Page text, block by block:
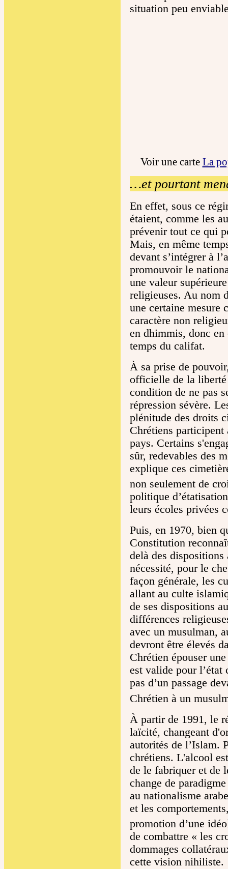
situation peu
Voir une carte La
…et pourtant
En effet, sous ce
étaient, comme les
prévenir tout ce qui
Mais, en même
devant s’intégrer à
promouvoir le
une valeur
religieuses. Au nom
une certaine mesure
caractère non
en dhimmis, donc en
temps du califat.
À sa prise de
officielle de la
condition de ne pas
répression sévère.
plénitude des droits
Chrétiens
pays. Certains
sûr, redevables des
explique ces
non seulement de
politique
leurs écoles privées
Puis, en 1970, bien
Constitution
delà des dispositions
nécessité, pour le
façon générale, les
allant au culte
de ses dispositions
différences
avec un musulman,
devront être élevés
Chrétien épouser
est valide pour
pas d’un passage
Chrétien à un
À partir de 1991, le
laïcité, changeant
autorités de l’Islam.
chrétiens. L'alcool
de le fabriquer et de
change de
au nationalisme
et les
promotion d’une
de combattre « les
dommages
cette vision nihiliste.